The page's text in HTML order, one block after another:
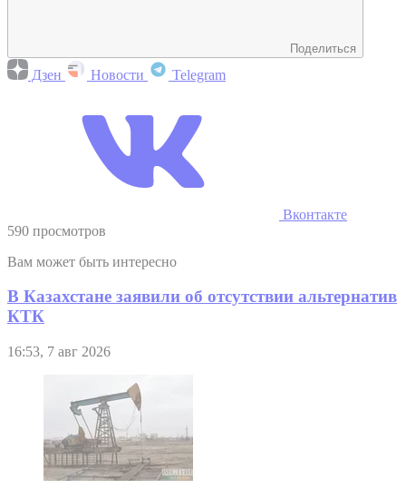
Поделиться
Дзен Новости Telegram
Вконтакте
590 просмотров
Вам может быть интересно
В Казахстане заявили об отсутствии альтернатив
КТК
16:53, 7 авг 2026